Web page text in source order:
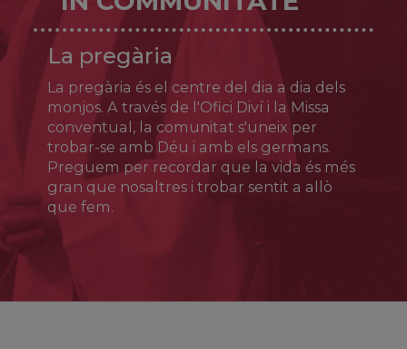
Ja foren cantats a finals del mateix segle IV
per Aureli Prudenci: «Sempre serà una glòria
per Alcalà el tenir a la seva falda la sang de
Just amb la de Pastor». El culte dels germans
s’estengué aviat a tota la litúrgia hispànica.
La pregària
La pregària és el centre del dia a dia dels
monjos. A través de l'Ofici Diví i la Missa
conventual, la comunitat s'uneix per
trobar-se amb Déu i amb els germans.
Preguem per recordar que la vida és més
gran que nosaltres i trobar sentit a allò
que fem.